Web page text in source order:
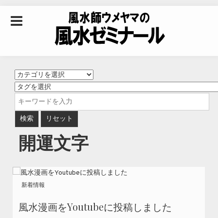
風水師ウメヤマの風
水ゼミナール｜風水
学・四柱推命学・易
学を合わせた立命講
座
開運文字
新着情報
風水漫画をYoutubeに投稿しました